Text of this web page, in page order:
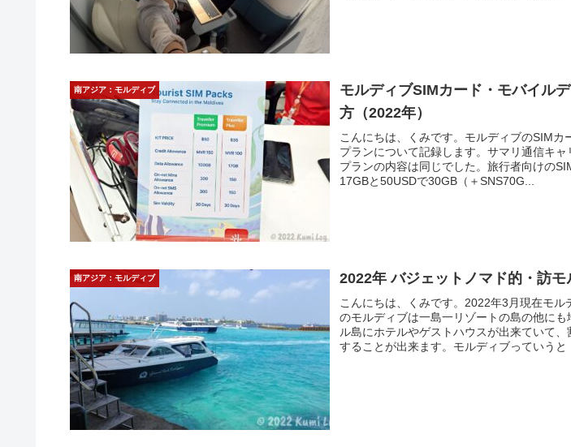
南アジア：モルディブ
モルディブSIMカード・モバイル
方（2022年）
こんにちは、くみです。モルディブのSIMカ
プランについて記録します。サマリ通信キ
プランの内容は同じでした。旅行者向けの
17GBと50USDで30GB（＋SNS70G...
南アジア：モルディブ 2022年 バジェットノマド的・訪モ
こんにちは、くみです。2022年3月現在モル
のモルディブは一島一リゾートの島の他にも
ル島にホテルやゲストハウスが出来ていて
することが出来ます。モルディブっていうと